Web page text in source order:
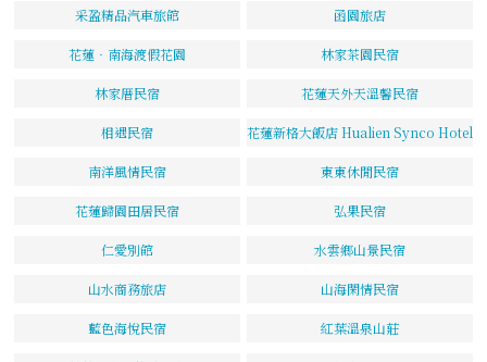
采盈精品汽車旅館 函園旅店
花蓮‧南海渡假花園 林家茶園民宿
林家厝民宿 花蓮天外天溫馨民宿
相遇民宿 花蓮新格大飯店 Hualien Synco Hotel
南洋風情民宿 東東休閒民宿
花蓮歸園田居民宿 弘果民宿
仁愛別館 水雲鄉山景民宿
山水商務旅店 山海閑情民宿
藍色海悅民宿 紅葉溫泉山莊